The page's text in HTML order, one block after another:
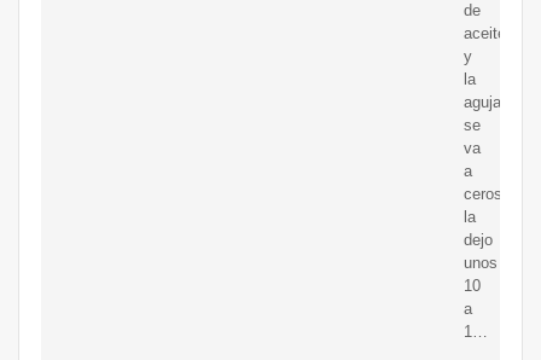
de
aceite
y
la
aguja
se
va
a
ceros
la
dejo
unos
10
a
1…